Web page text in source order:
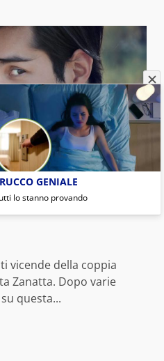
Cocco: forse è
vicende della coppia
Zanatta. Dopo varie
questa...
GENIALE
lo stanno provando